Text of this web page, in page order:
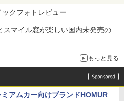
ックフォトレビュー
スマイル窓が楽しい国内未発売の
もっと見る
ミアムカー向けブランドHOMUR